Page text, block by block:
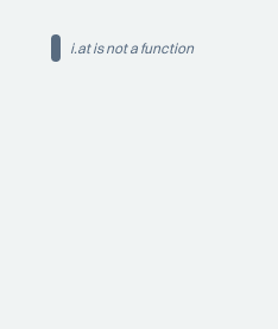
i.at is not a function